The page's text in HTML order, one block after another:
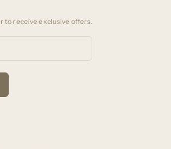
to receive exclusive offers.